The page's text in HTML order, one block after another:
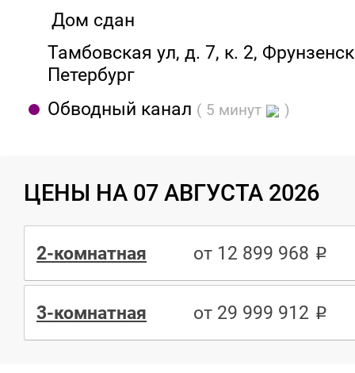
Дом сдан
Тамбовская ул, д. 7, к. 2,
Петербург
Обводный канал ( 5 минут )
ЦЕНЫ НА 07 АВГУСТА 2026
2-комнатная от 12 899 968
3-комнатная от 29 999 912